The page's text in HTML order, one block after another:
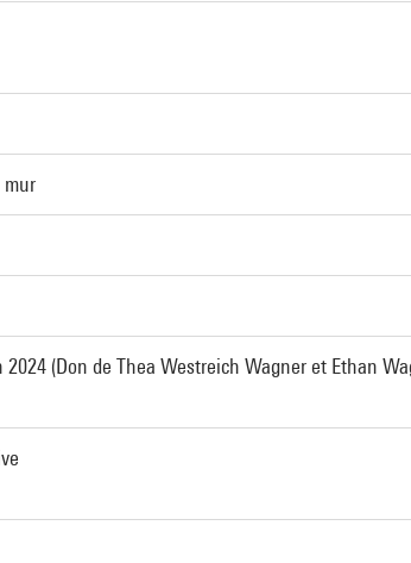
mur
(Don de Thea Westreich Wagner et Ethan